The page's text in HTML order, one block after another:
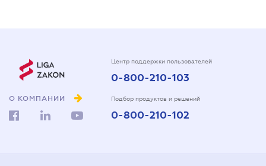
О КОМПАНИИ
Центр поддержки пользователей
0-800-210-103
Подбор продуктов и решений
0-800-210-102